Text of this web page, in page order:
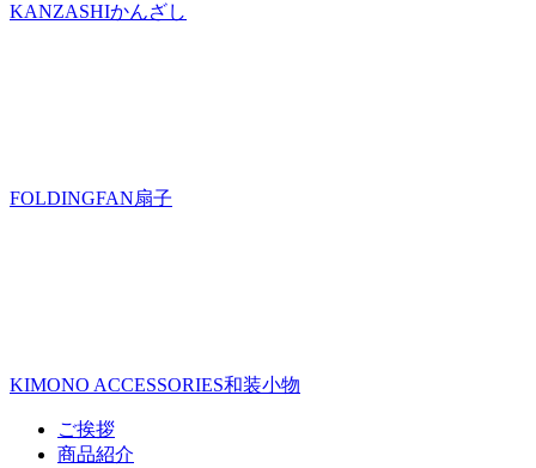
KANZASHIかんざし
FOLDINGFAN扇子
KIMONO ACCESSORIES和装小物
ご挨拶
商品紹介